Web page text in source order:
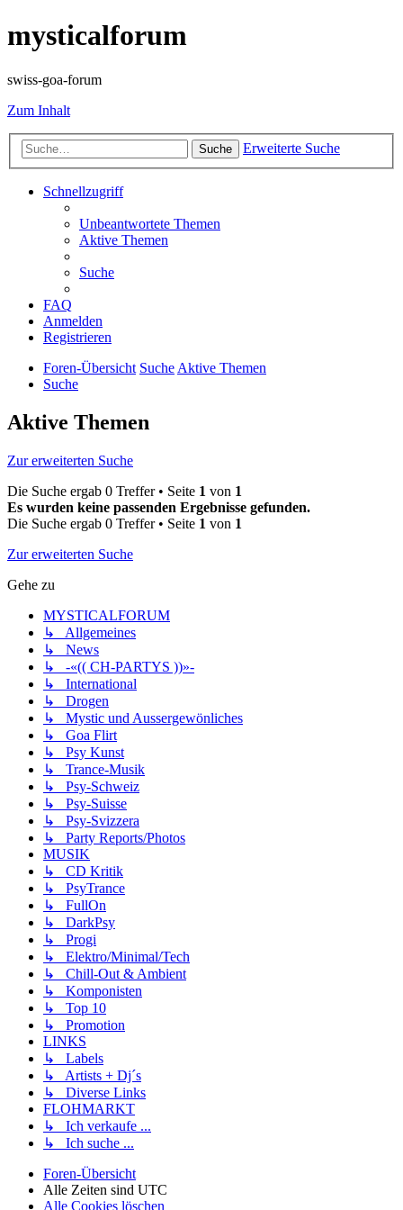
mysticalforum
swiss-goa-forum
Zum Inhalt
Suche Erweiterte Suche
Schnellzugriff
Unbeantwortete Themen
Aktive Themen
Suche
FAQ
Anmelden
Registrieren
Foren-Übersicht SucheAktive Themen
Suche
Aktive Themen
Zur erweiterten Suche
Die Suche ergab 0 Treffer • Seite 1 von 1
Es wurden keine passenden Ergebnisse gefunden.
Die Suche ergab 0 Treffer • Seite 1 von 1
Zur erweiterten Suche
Gehe zu
MYSTICALFORUM
↳ Allgemeines
↳ News
↳ -«(( CH-PARTYS ))»-
↳ International
↳ Drogen
↳ Mystic und Aussergewönliches
↳ Goa Flirt
↳ Psy Kunst
↳ Trance-Musik
↳ Psy-Schweiz
↳ Psy-Suisse
↳ Psy-Svizzera
↳ Party Reports/Photos
MUSIK
↳ CD Kritik
↳ PsyTrance
↳ FullOn
↳ DarkPsy
↳ Progi
↳ Elektro/Minimal/Tech
↳ Chill-Out & Ambient
↳ Komponisten
↳ Top 10
↳ Promotion
LINKS
↳ Labels
↳ Artists + Dj´s
↳ Diverse Links
FLOHMARKT
↳ Ich verkaufe ...
↳ Ich suche ...
Foren-Übersicht
Alle Zeiten sind UTC
Alle Cookies löschen